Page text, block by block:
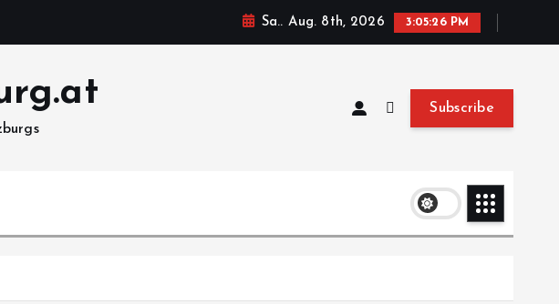
Sa.. Aug. 8th, 2026 3:05:26 PM
Subscribe